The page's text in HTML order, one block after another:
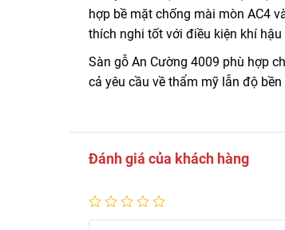
hợp bề mặt chống mài mòn AC4
thích nghi tốt với điều kiện khí hậu
Sàn gỗ An Cường 4009 phù hợp
cả yêu cầu về thẩm mỹ lẫn độ bền
Đánh giá của khách hàng